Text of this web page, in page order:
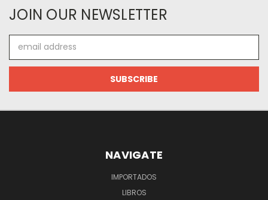
JOIN OUR NEWSLETTER
Address
NAVIGATE
IMPORTADOS
LIBROS